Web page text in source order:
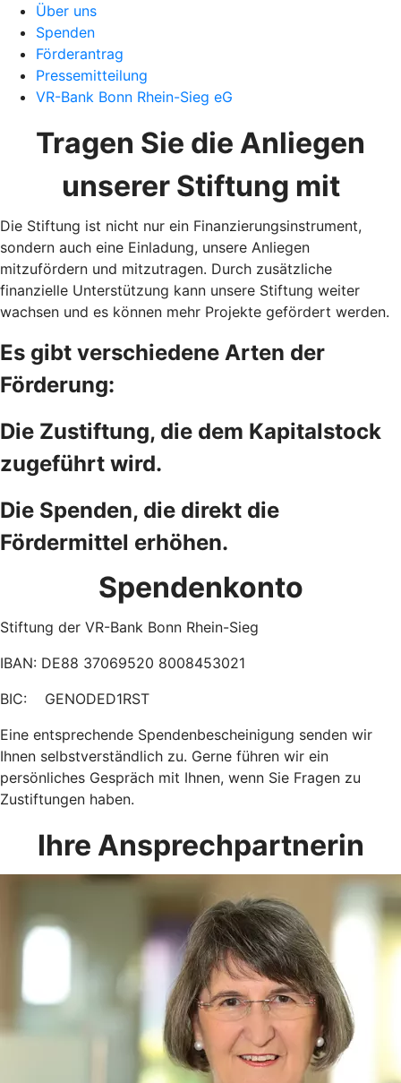
Über uns
Spenden
Förderantrag
Pressemitteilung
VR-Bank Bonn Rhein-Sieg eG
Tragen Sie die Anliegen
unserer Stiftung mit
Die Stiftung ist nicht nur ein Finanzierungsinstrument,
sondern auch eine Einladung, unsere Anliegen
mitzufördern und mitzutragen. Durch zusätzliche
finanzielle Unterstützung kann unsere Stiftung weiter
wachsen und es können mehr Projekte gefördert werden.
Es gibt verschiedene Arten der
Förderung:
Die Zustiftung, die dem Kapitalstock
zugeführt wird.
Die Spenden, die direkt die
Fördermittel erhöhen.
Spendenkonto
Stiftung der VR-Bank Bonn Rhein-Sieg
IBAN: DE88 37069520 8008453021
BIC: GENODED1RST
Eine entsprechende Spendenbescheinigung senden wir
Ihnen selbstverständlich zu. Gerne führen wir ein
persönliches Gespräch mit Ihnen, wenn Sie Fragen zu
Zustiftungen haben.
Ihre Ansprechpartnerin